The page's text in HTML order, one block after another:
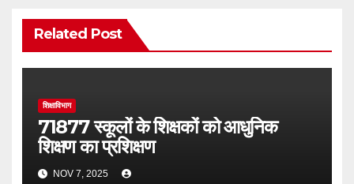
Related Post
शिक्षाविभाग
71877 स्कूलों के शिक्षकों को आधुनिक
शिक्षण का प्रशिक्षण
NOV 7, 2025